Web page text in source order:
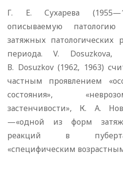
Г. Е. Сухарева
описываемую патологию
затяжных патологических
периода. V. Dosuzkova,
В. Dosuzkov (1962, 1963)
частным проявлением
состояния»,
застенчивости», К. А.
—«одной из форм
реакций в
«специфическим